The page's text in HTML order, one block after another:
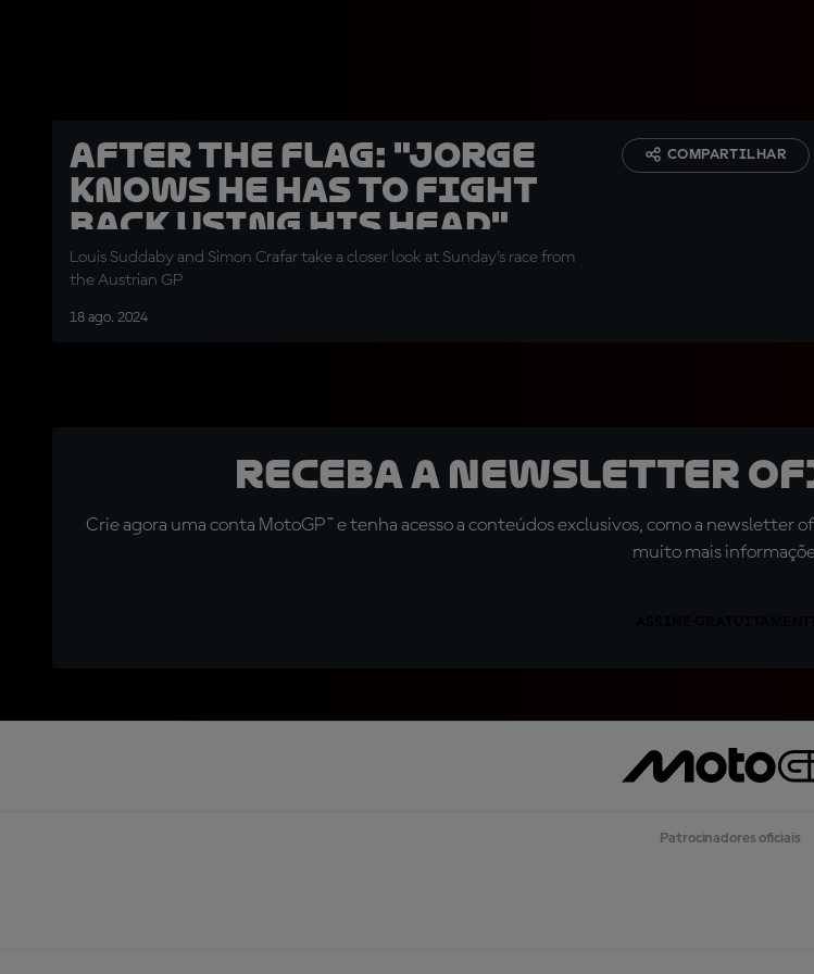
After the Flag: "Jorge
knows he has to fight
back using his head"
Louis Suddaby and Simon Crafar take a closer look at Sunday's race from
the Austrian GP
18 ago. 2024
COMPARTILHAR
Receba a newsletter
Crie agora uma conta MotoGP™ e tenha acesso a conteúdos exclusivos, como a newsletter
muito mais
Patrocinadores oficiais